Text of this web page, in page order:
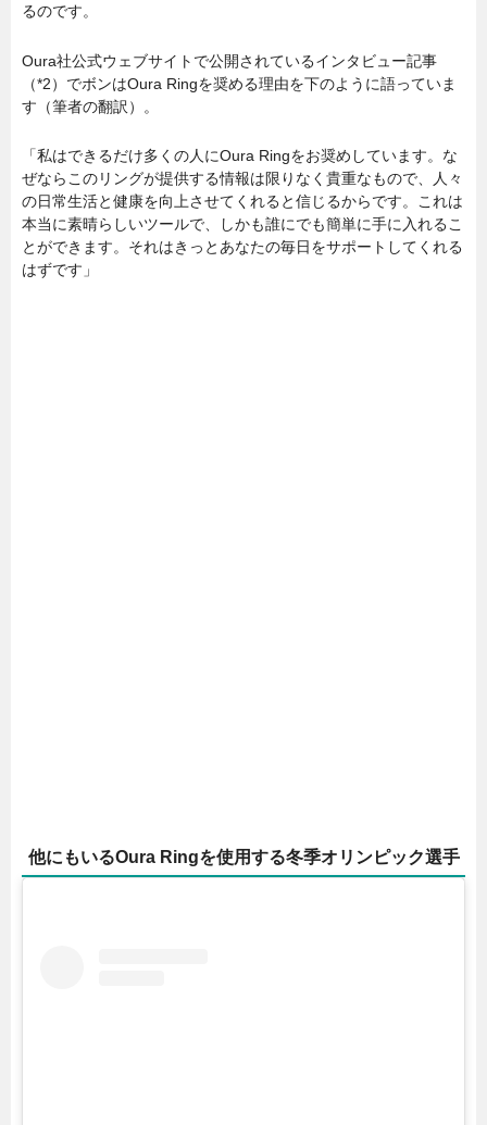
るのです。
Oura社公式ウェブサイトで公開されているインタビュー記事
（*2）でボンはOura Ringを奨める理由を下のように語っていま
す（筆者の翻訳）。
「私はできるだけ多くの人にOura Ringをお奨めしています。な
ぜならこのリングが提供する情報は限りなく貴重なもので、人々
の日常生活と健康を向上させてくれると信じるからです。これは
本当に素晴らしいツールで、しかも誰にでも簡単に手に入れるこ
とができます。それはきっとあなたの毎日をサポートしてくれる
はずです」
他にもいるOura Ringを使用する冬季オリンピック選手